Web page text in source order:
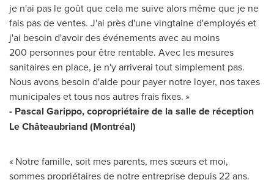
je n'ai pas le goût que cela me suive alors même que je ne
fais pas de ventes. J'ai près d'une vingtaine d'employés et
j'ai besoin d'avoir des événements avec au moins
200 personnes pour être rentable. Avec les mesures
sanitaires en place, je n'y arriverai tout simplement pas.
Nous avons besoin d'aide pour payer notre loyer, nos taxes
municipales et tous nos autres frais fixes. »
- Pascal Garippo, copropriétaire de la salle de réception
Le Châteaubriand (Montréal)
« Notre famille, soit mes parents, mes sœurs et moi,
sommes propriétaires de notre entreprise depuis 22 ans.